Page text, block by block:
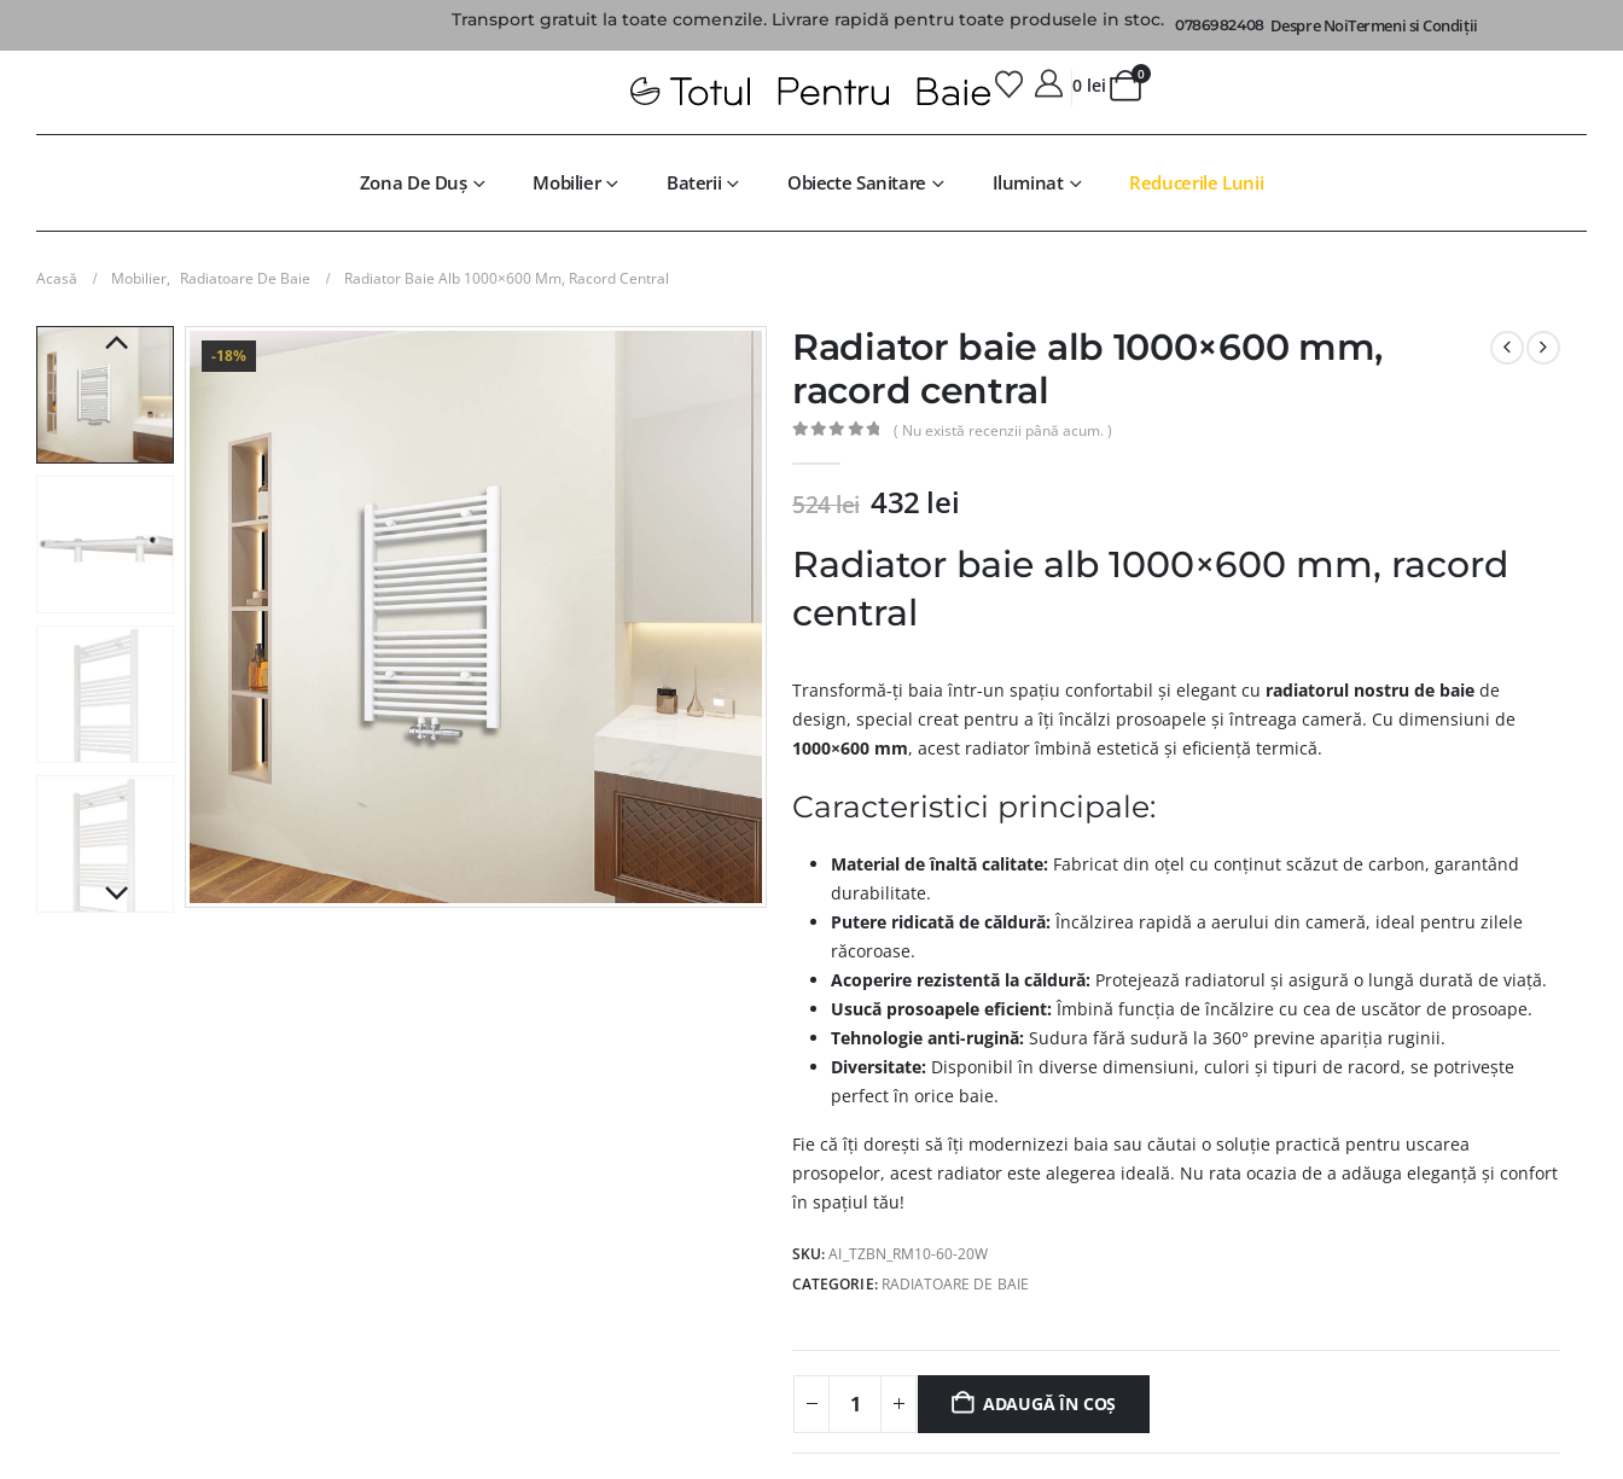
Transport gratuit la toate comenzile. Livrare rapidă pentru toate produsele in stoc. 0786982408 Despre NoiTermeni si Condiții
0
0 lei
Zona De Duș Mobilier Baterii Obiecte Sanitare Iluminat Reducerile Lunii
Acasă Mobilier, Radiatoare De Baie Radiator Baie Alb 1000×600 Mm, Racord Central
-18%
Radiator baie alb 1000×600 mm,
racord central
( Nu există recenzii până acum. )
524lei 432 lei
Radiator baie alb 1000×600 mm, racord
central
Transformă-ți baia într-un spațiu confortabil și elegant cu radiatorul nostru de baie de
design, special creat pentru a îți încălzi prosoapele și întreaga cameră. Cu dimensiuni de
1000×600 mm, acest radiator îmbină estetică și eficiență termică.
Caracteristici principale:
Material de înaltă calitate: Fabricat din oțel cu conținut scăzut de carbon, garantând
durabilitate.
Putere ridicată de căldură: Încălzirea rapidă a aerului din cameră, ideal pentru zilele
răcoroase.
Acoperire rezistentă la căldură: Protejează radiatorul și asigură o lungă durată de viață.
Usucă prosoapele eficient: Îmbină funcția de încălzire cu cea de uscător de prosoape.
Tehnologie anti-rugină: Sudura fără sudură la 360° previne apariția ruginii.
Diversitate: Disponibil în diverse dimensiuni, culori și tipuri de racord, se potrivește
perfect în orice baie.
Fie că îți dorești să îți modernizezi baia sau căutai o soluție practică pentru uscarea
prosopelor, acest radiator este alegerea ideală. Nu rata ocazia de a adăuga eleganță și confort
în spațiul tău!
SKU:AI_TZBN_RM10-60-20W
CATEGORIE: RADIATOARE DE BAIE
ADAUGĂ ÎN COȘ